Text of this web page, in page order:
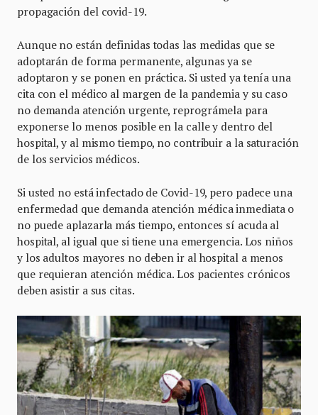
propagación del covid-19.
Aunque no están definidas todas las medidas que se
adoptarán de forma permanente, algunas ya se
adoptaron y se ponen en práctica. Si usted ya tenía una
cita con el médico al margen de la pandemia y su caso
no demanda atención urgente, reprográmela para
exponerse lo menos posible en la calle y dentro del
hospital, y al mismo tiempo, no contribuir a la saturación
de los servicios médicos.
Si usted no está infectado de Covid-19, pero padece una
enfermedad que demanda atención médica inmediata o
no puede aplazarla más tiempo, entonces sí acuda al
hospital, al igual que si tiene una emer­gencia. Los niños
y los adultos mayores no deben ir al hospital a menos
que requieran atención médica. Los pacientes crónicos
deben asistir a sus citas.